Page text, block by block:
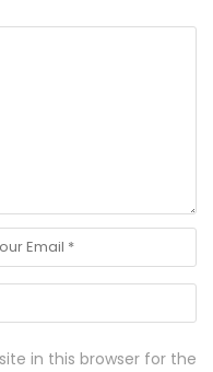
in this browser for the